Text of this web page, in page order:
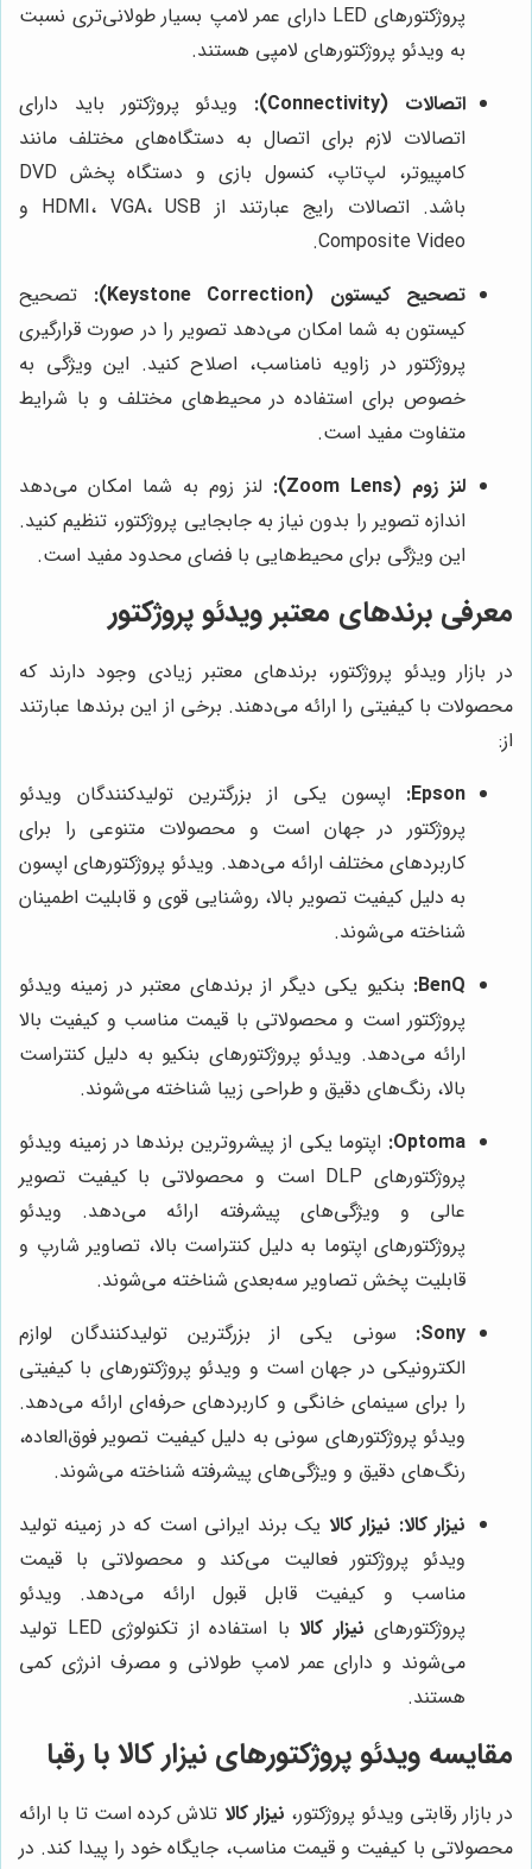
پروژکتورهای LED دارای عمر لامپ بسیار طولانی‌تری نسبت
به ویدئو پروژکتورهای لامپی هستند.
اتصالات (Connectivity):
ویدئو پروژکتور باید دارای
اتصالات لازم برای اتصال به دستگاه‌های مختلف مانند
کامپیوتر، لپ‌تاپ، کنسول بازی و دستگاه پخش DVD
باشد. اتصالات رایج عبارتند از HDMI، VGA، USB و
Composite Video.
تصحیح کیستون (Keystone Correction):
تصحیح
کیستون به شما امکان می‌دهد تصویر را در صورت قرارگیری
پروژکتور در زاویه نامناسب، اصلاح کنید. این ویژگی به
خصوص برای استفاده در محیط‌های مختلف و با شرایط
متفاوت مفید است.
لنز زوم (Zoom Lens):
لنز زوم به شما امکان می‌دهد
اندازه تصویر را بدون نیاز به جابجایی پروژکتور، تنظیم کنید.
این ویژگی برای محیط‌هایی با فضای محدود مفید است.
معرفی برندهای معتبر ویدئو پروژکتور
در بازار ویدئو پروژکتور، برندهای معتبر زیادی وجود دارند که
محصولات با کیفیتی را ارائه می‌دهند. برخی از این برندها عبارتند
از:
Epson:
اپسون یکی از بزرگترین تولیدکنندگان ویدئو
پروژکتور در جهان است و محصولات متنوعی را برای
کاربردهای مختلف ارائه می‌دهد. ویدئو پروژکتورهای اپسون
به دلیل کیفیت تصویر بالا، روشنایی قوی و قابلیت اطمینان
شناخته می‌شوند.
BenQ: بنکیو یکی دیگر از برندهای معتبر در زمینه ویدئو
پروژکتور است و محصولاتی با قیمت مناسب و کیفیت بالا
ارائه می‌دهد. ویدئو پروژکتورهای بنکیو به دلیل کنتراست
بالا، رنگ‌های دقیق و طراحی زیبا شناخته می‌شوند.
Optoma: اپتوما یکی از پیشروترین برندها در زمینه ویدئو
پروژکتورهای DLP است و محصولاتی با کیفیت تصویر
عالی و ویژگی‌های پیشرفته ارائه می‌دهد. ویدئو
پروژکتورهای اپتوما به دلیل کنتراست بالا، تصاویر شارپ و
قابلیت پخش تصاویر سه‌بعدی شناخته می‌شوند.
Sony:
سونی یکی از بزرگترین تولیدکنندگان لوازم
الکترونیکی در جهان است و ویدئو پروژکتورهای با کیفیتی
را برای سینمای خانگی و کاربردهای حرفه‌ای ارائه می‌دهد.
ویدئو پروژکتورهای سونی به دلیل کیفیت تصویر فوق‌العاده،
رنگ‌های دقیق و ویژگی‌های پیشرفته شناخته می‌شوند.
نیزار کالا: نیزار کالا یک برند ایرانی است که در زمینه تولید
ویدئو پروژکتور فعالیت می‌کند و محصولاتی با قیمت
مناسب و کیفیت قابل قبول ارائه می‌دهد. ویدئو
پروژکتورهای نیزار کالا
با استفاده از تکنولوژی LED تولید
می‌شوند و دارای عمر لامپ طولانی و مصرف انرژی کمی
هستند.
مقایسه ویدئو پروژکتورهای نیزار کالابا رقبا
در بازار رقابتی ویدئو پروژکتور، نیزار کالا تلاش کرده است تا با ارائه
محصولاتی با کیفیت و قیمت مناسب، جایگاه خود را پیدا کند. در